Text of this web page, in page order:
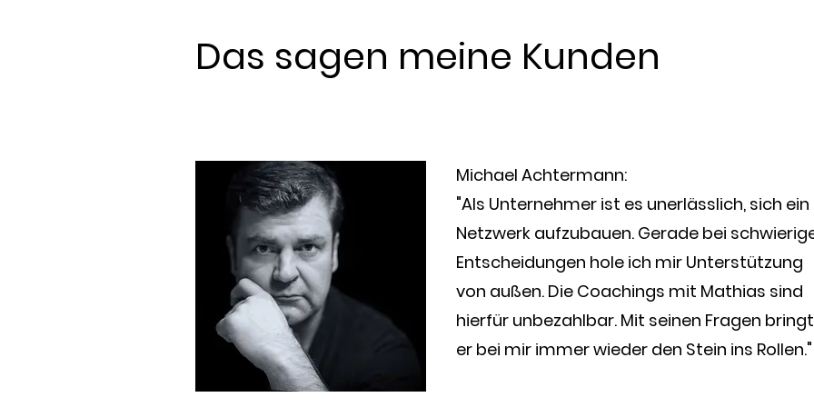
Das sagen meine Kunden
​Michael Achtermann:
"Als Unternehmer ist es unerlässlich, sich ein
Netzwerk aufzubauen. Gerade bei
Entscheidungen hole ich mir Unterstützung
von außen. Die Coachings mit Mathias sind
hierfür unbezahlbar. Mit seinen Fragen bringt
er bei mir immer wieder den Stein ins Rollen."